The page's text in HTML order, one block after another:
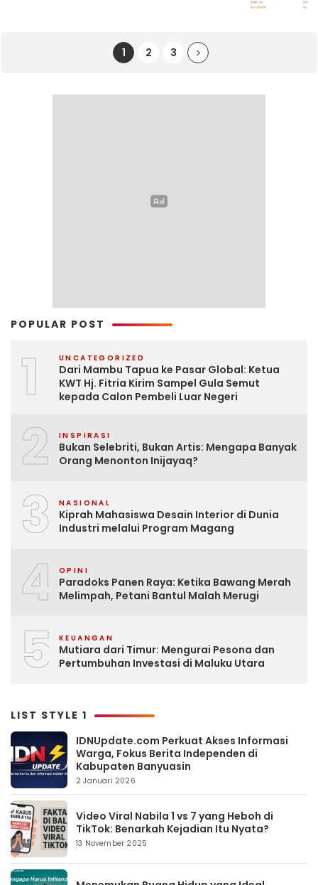
1 2 3
POPULAR POST
1 UNCATEGORIZED
Dari Mambu Tapua ke Pasar Global: Ketua
KWT Hj. Fitria Kirim Sampel Gula Semut
kepada Calon Pembeli Luar Negeri
2 INSPIRASI
Bukan Selebriti, Bukan Artis: Mengapa Banyak
Orang Menonton Inijayaq?
3 NASIONAL
Kiprah Mahasiswa Desain Interior di Dunia
Industri melalui Program Magang
4 OPINI
Paradoks Panen Raya: Ketika Bawang Merah
Melimpah, Petani Bantul Malah Merugi
5 KEUANGAN
Mutiara dari Timur: Mengurai Pesona dan
Pertumbuhan Investasi di Maluku Utara
LIST STYLE 1
IDNUpdate.com Perkuat Akses Informasi
Warga, Fokus Berita Independen di
Kabupaten Banyuasin
2 Januari 2026
Video Viral Nabila 1 vs 7 yang Heboh di
TikTok: Benarkah Kejadian Itu Nyata?
13 November 2025